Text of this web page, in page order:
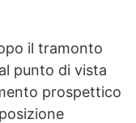
il tramonto
punto di vista
prospettico